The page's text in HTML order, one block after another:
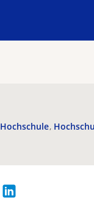
Hochschule